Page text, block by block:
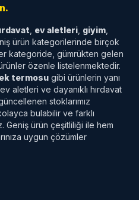
ev aletleri giyim
ürün kategorilerinde birçok
kategoride, gümrükten gelen
özenle listelenmektedir.
termosu gibi ürünlerin yanı
aletleri ve dayanıklı hırdavat
stoklarımız
bulabilir ve farklı
Geniş ürün çeşitliliği ile hem
uygun çözümler